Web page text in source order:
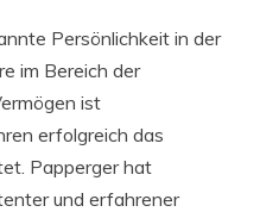
Persönlichkeit in der
im Bereich der
ist
erfolgreich das
Papperger hat
und erfahrener